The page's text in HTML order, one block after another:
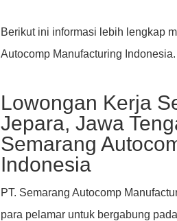
Berikut ini informasi lebih lengkap
Autocomp Manufacturing Indonesia.
Lowongan Kerja
Jepara, Jawa
Semarang
Indonesia
PT. Semarang Autocomp
para pelamar untuk bergabung